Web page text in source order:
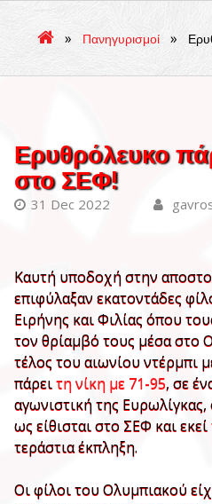
» Πανηγυρισμοί »
Ερυθρόλευκο
στο ΣΕΦ!
31 Dec 2022
Καυτή υποδοχή στην
επιφύλαξαν εκατοντάδες
Ειρήνης και Φιλίας όπου
τον θρίαμβό τους μέσα στο
τέλος του αιωνίου ντέρμπι
πάρειτη νίκη με 71-95, σε
αγωνιστική της
ως είθισται στο ΣΕΦ και
τεράστια έκπληξη.
Οι φίλοι του Ολυμπιακού